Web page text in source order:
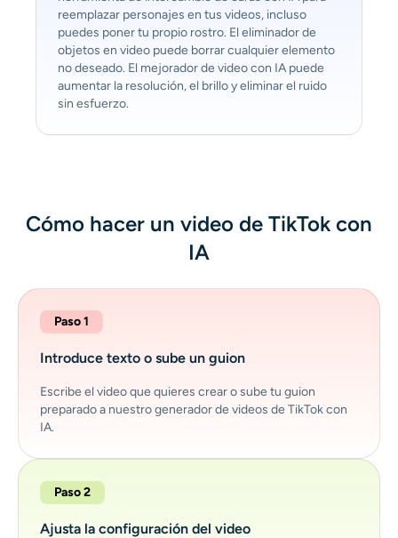
reemplazar personajes en tus videos, incluso
puedes poner tu propio rostro. El eliminador de
objetos en video puede borrar cualquier elemento
no deseado. El mejorador de video con IA puede
aumentar la resolución, el brillo y eliminar el ruido
sin esfuerzo.
Cómo hacer un video de TikTok con
IA
Paso 1
Introduce texto o sube un guion
Escribe el video que quieres crear o sube tu guion
preparado a nuestro generador de videos de TikTok con
IA.
Paso 2
Ajusta la configuración del video